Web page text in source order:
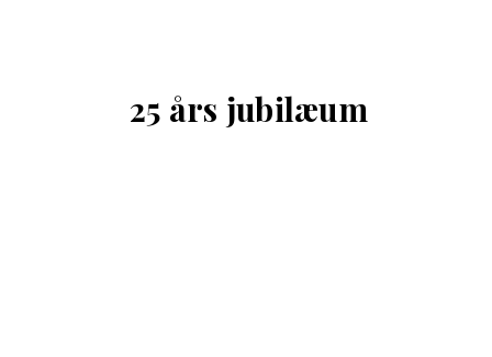
25 års jubilæum